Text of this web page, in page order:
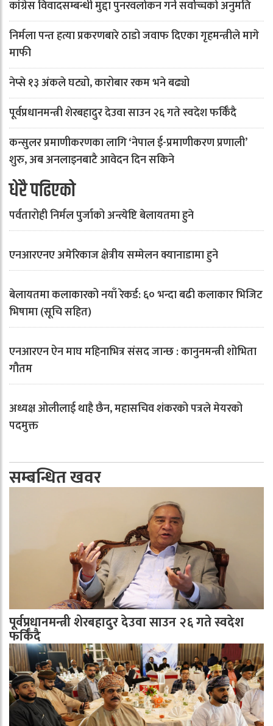
कांग्रेस विवादसम्बन्धी मुद्दा पुनरवलोकन गर्न सर्वोच्चको अनुमति
निर्मला पन्त हत्या प्रकरणबारे ठाडो जवाफ दिएका गृहमन्त्रीले मागे
माफी
नेप्से १३ अंकले घट्यो, कारोबार रकम भने बढ्यो
पूर्वप्रधानमन्त्री शेरबहादुर देउवा साउन २६ गते स्वदेश फर्किँदै
कन्सुलर प्रमाणीकरणका लागि ‘नेपाल ई-प्रमाणीकरण प्रणाली’
शुरु, अब अनलाइनबाटै आवेदन दिन सकिने
धेरै पढिएको
पर्वतारोही निर्मल पुर्जाको अन्त्येष्टि बेलायतमा हुने
एनआरएनए अमेरिकाज क्षेत्रीय सम्मेलन क्यानाडामा हुने
बेलायतमा कलाकारको नयाँ रेकर्ड: ६० भन्दा बढी कलाकार भिजिट
भिषामा (सूचि सहित)
एनआरएन ऐन माघ महिनाभित्र संसद जान्छ : कानुनमन्त्री शोभिता
गौतम
अध्यक्ष ओलीलाई थाहै छैन, महासचिव शंकरको पत्रले मेयरको
पदमुक्त
सम्बन्धित खवर
पूर्वप्रधानमन्त्री शेरबहादुर देउवा साउन २६ गते स्वदेश
फर्किँदै